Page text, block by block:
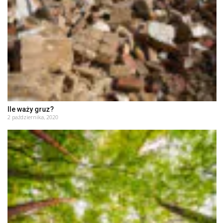
Ile waży gruz?
2 października, 2020